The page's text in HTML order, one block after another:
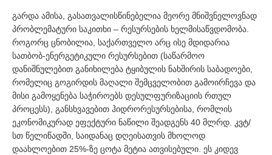
გარდა ამისა, გასათვალისწინებელია მეორე მნიშვნელოვნად
პრობლემატური საკითხი – რესურსების ხელმისაწვდომობა.
როგორც ცნობილია, საქართველო არც ისე მდიდარია
სათბობ-ენერგეტიკული რესურსებით (საწარმოო
დანიშნულებით განიხილება ტყიბულის ნახშირის საბადოები,
რომელიც გოგირდის მაღალი შემცველობით გამოირჩევა და
მისი გამოყენება საჭიროებს დესულფურიზაციის რთულ
პროცესს), განსხვავებით ჰიდრორესურსებისა, რომლის
ეკონომიკურად ეფექტური ნაწილი შეადგენს 40 მლრდ. კვტ/
სთ წელიწადში, საიდანაც დღეისათვის მხოლოდ
დაახლოებით 25%-ზე ცოტა მეტია ათვისებული. ეს კიდევ